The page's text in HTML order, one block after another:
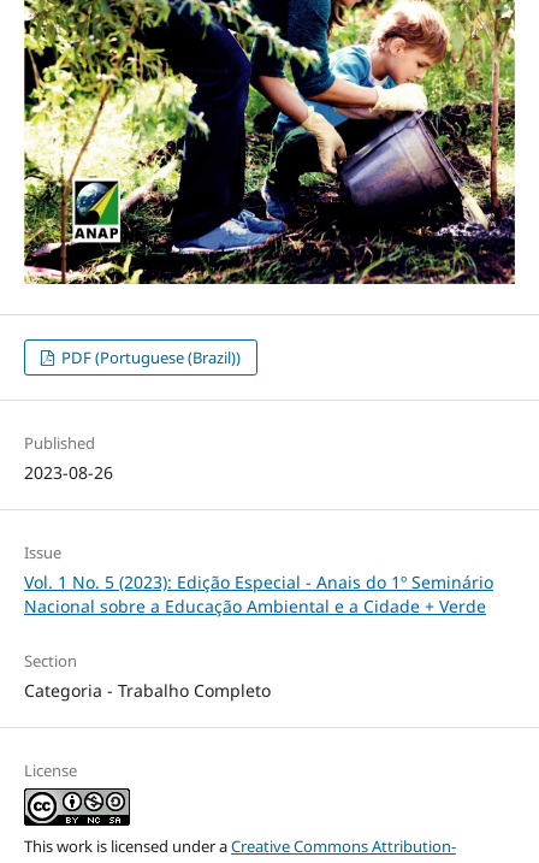
PDF (Portuguese (Brazil))
Published
2023-08-26
Issue
Vol. 1 No. 5 (2023): Edição Especial - Anais do 1º Seminário
Nacional sobre a Educação Ambiental e a Cidade + Verde
Section
Categoria - Trabalho Completo
License
This work is licensed under aCreative Commons Attribution-